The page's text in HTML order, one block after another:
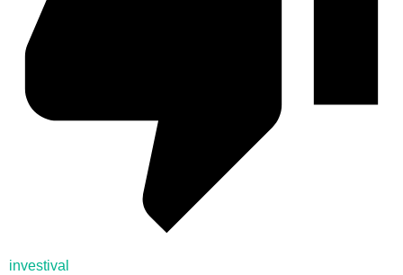
investival